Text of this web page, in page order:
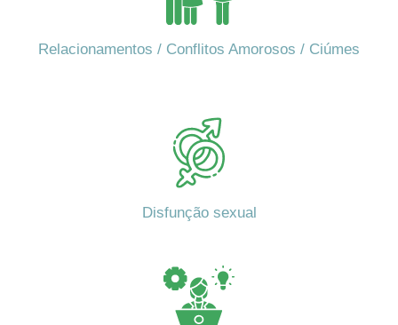
Relacionamentos / Conflitos Amorosos / Ciúmes
Disfunção sexual